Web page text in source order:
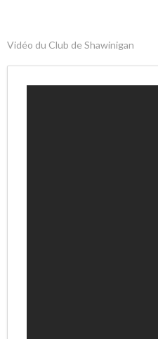
Vidéo du Club de Shawinigan